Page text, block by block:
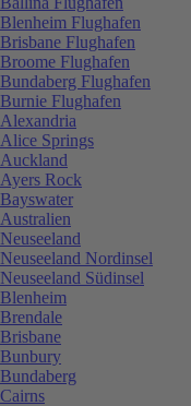
Blenheim Flughafen
Brisbane Flughafen
Broome Flughafen
Bundaberg Flughafen
Burnie Flughafen
Alexandria
Alice Springs
Auckland
Ayers Rock
Bayswater
Australien
Neuseeland
Neuseeland Nordinsel
Neuseeland Südinsel
Blenheim
Brendale
Brisbane
Bunbury
Bundaberg
Cairns